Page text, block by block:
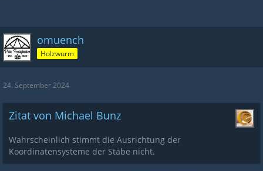
omuench
Holzwurm
24. September 2024
Zitat von Michael Bunz
Wahrscheinlich stimmt die Ausrichtung der
Koordinatensysteme der Stäbe nicht.